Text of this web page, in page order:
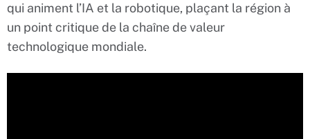
qui animent l’IA et la robotique, plaçant la région à
un point critique de la chaîne de valeur
technologique mondiale.